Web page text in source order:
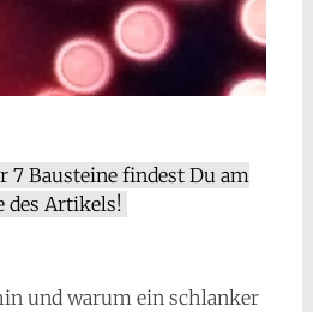
7 Bausteine findest Du am
des Artikels!
und warum ein schlanker